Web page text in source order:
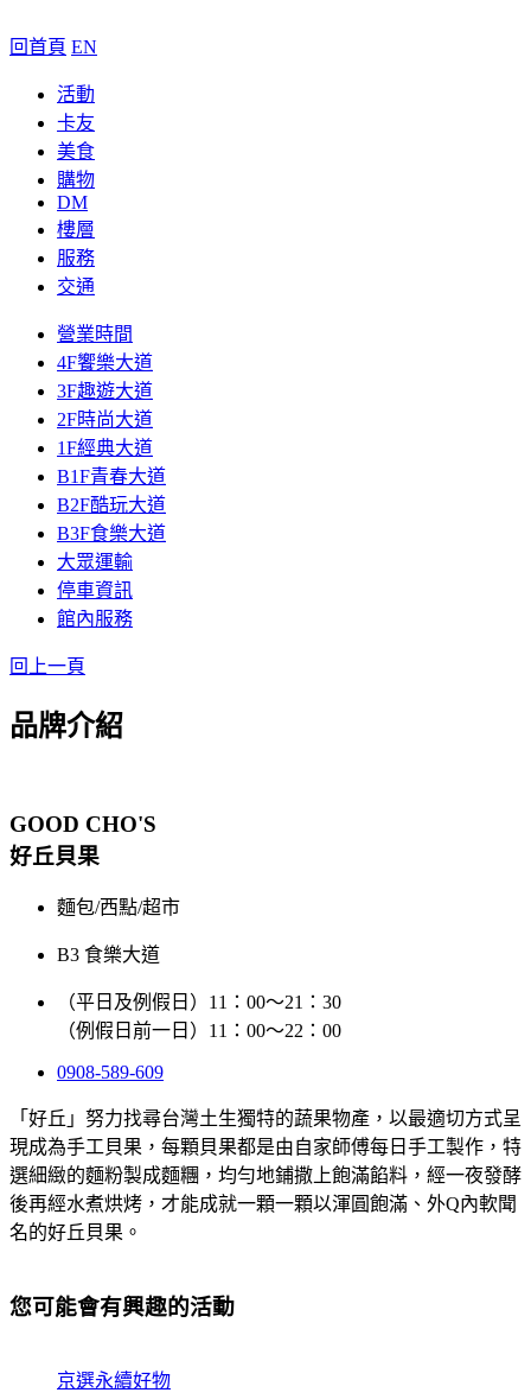
回首頁 EN
活動
卡友
美食
購物
DM
樓層
服務
交通
營業時間
4F饗樂大道
3F趣遊大道
2F時尚大道
1F經典大道
B1F青春大道
B2F酷玩大道
B3F食樂大道
大眾運輸
停車資訊
館內服務
回上一頁
品牌介紹
GOOD CHO'S
好丘貝果
麵包/西點/超市
B3 食樂大道
（平日及例假日）11：00～21：30
（例假日前一日）11：00～22：00
0908-589-609
「好丘」努力找尋台灣土生獨特的蔬果物產，以最適切方式呈
現成為手工貝果，每顆貝果都是由自家師傅每日手工製作，特
選細緻的麵粉製成麵糰，均勻地鋪撒上飽滿餡料，經一夜發酵
後再經水煮烘烤，才能成就一顆一顆以渾圓飽滿、外Q內軟聞
名的好丘貝果。
您可能會有興趣的活動
京選永續好物